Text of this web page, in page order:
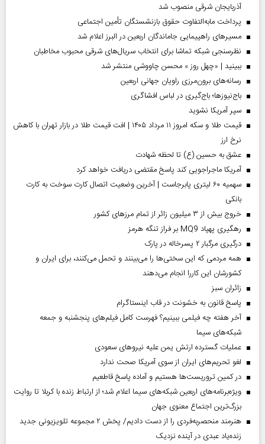
آذربایجان شرقی منصوب شد
پرداخت مابه‌التفاوت حقوق بازنشستگان تأمین اجتماعی
مسیر‌های راهپیمایی جاماندگان اربعین در البرز اعلام شد
نظرسنجی شبکه تماشا برای انتخاب سریال‌های شرقی محبوب مخاطبان
ببینید | «چهل روز » محسن چاووشی منتشر شد
رسانه‌های برون‌مرزی راویان جهانی اربعین
باج‌نیوزها؛ باج‌گیری در لباس افشاگری
سپر آمریکا نشوید
قیمت طلا و سکه امروز ۱۱ مرداد ۱۴۰۵ | افت قیمت طلا در بازار تهران با کاهش
نرخ ارز
عشق به حسین (ع) تا لحظه شهادت
آمریکا ماجراجویی کند پاسخ مقتضی دریافت خواهد کرد
سهمیه ۶۰ لیتری پابرجاست | آخرین وضعیت اتصال کارت سوخت به کارت
بانکی
خروج بیش از ۳ میلیون زائر از تمام مرز‌های کشور
رهگیری پهپاد MQ9 بر فراز تنگه هرمز
درگیری مرگبار ۲ پسرخاله در پارک
همه مردمی که این سختی‌ها را می‌بینند و تحمل می‌کنند، برای ایران و
کشورشان این کاررا انجام می‌دهند
‌زائران سبز
پاسخ قانون به خشونت در قاب اینستاگرام
آخر هفته چه فیلمی ببینیم؟ فهرست کامل فیلم‌های پنجشنبه و جمعه
شبکه‌های سیما
عملیات گسترده ارتش یمن علیه نیروهای سعودی
لغو تحریم‌های ایران از سوی آمریکا صحت ندارد
در کمین تروریست‌ها هستیم و آماده پاسخ قاطعیم
ویژه‌برنامه‌های اربعین شبکه‌های سیما اعلام شد؛ از ارتباط زنده با کربلا تا روایت
بزرگ‌ترین اجتماع معنوی جهان
هنرمند منحصر‌به‌فردی را از دست دادیم/ پخش ۲ مجموعه تلویزیونی جدید
زنده‌یاد عبدی در آینده نزدیک